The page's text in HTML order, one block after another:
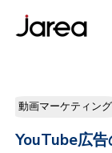
動画マーケティング
YouTube広